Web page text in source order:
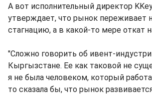
А вот исполнительный директор
утверждает, что рынок переживает
стагнацию, а в какой-то мере откат
"Сложно говорить об ивент-
Кыргызстане. Ее как таковой не
я не была человеком, который
то сказала бы, что рынок